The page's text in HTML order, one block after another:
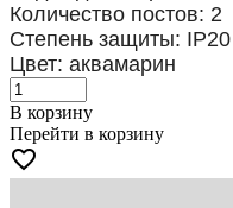
Количество постов: 2
Степень защиты: IP20
Цвет: аквамарин
В корзину
Перейти в корзину
favorite_border